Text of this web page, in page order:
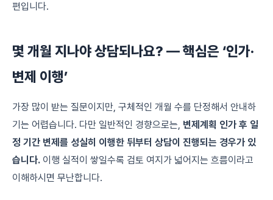
편입니다.
몇 개월 지나야 상담되나요? — 핵심은 ‘인가·
변제 이행’
가장 많이 받는 질문이지만, 구체적인 개월 수를 단정해서 안내하
기는 어렵습니다. 다만 일반적인 경향으로는, 변제계획 인가 후 일
정 기간 변제를 성실히 이행한 뒤부터 상담이 진행되는 경우가 있
습니다. 이행 실적이 쌓일수록 검토 여지가 넓어지는 흐름이라고
이해하시면 무난합니다.